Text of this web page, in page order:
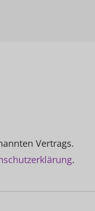
Vertrags.
.